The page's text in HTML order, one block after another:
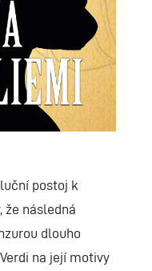
postoj k
že následná
dlouho
na její motivy